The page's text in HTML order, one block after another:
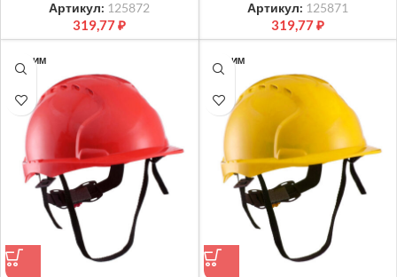
Артикул: 125872
319,77₽
Артикул: 125871
319,77₽
ТК РИМ ТК РИМ